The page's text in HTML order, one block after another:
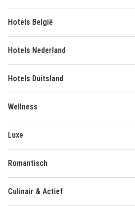
Hotels België
Hotels Nederland
Hotels Duitsland
Wellness
Luxe
Romantisch
Culinair & Actief